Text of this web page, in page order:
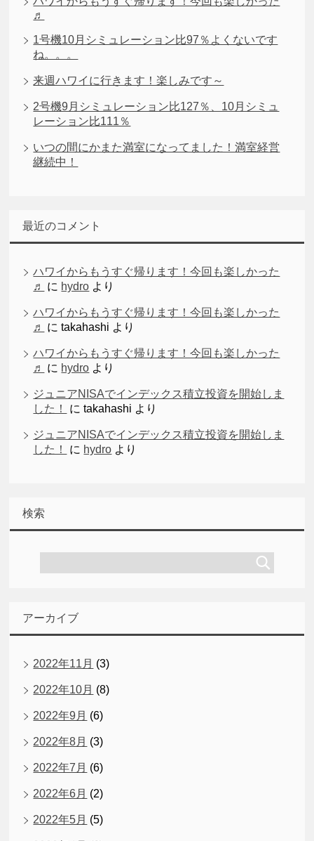
♬
1号機10月シミュレーション比97％よくないです
ね。。。
来週ハワイに行きます！楽しみです～
2号機9月シミュレーション比127％、10月シミュ
レーション比111％
いつの間にかまた満室になってました！満室経営
継続中！
最近のコメント
ハワイからもうすぐ帰ります！今回も楽しかった
♬
に hydro より
ハワイからもうすぐ帰ります！今回も楽しかった
♬
にtakahashi より
ハワイからもうすぐ帰ります！今回も楽しかった
♬
に hydro より
ジュニアNISAでインデックス積立投資を開始しま
した！
にtakahashi より
ジュニアNISAでインデックス積立投資を開始しま
した！
に hydro より
検索
アーカイブ
2022年11月 (3)
2022年10月 (8)
2022年9月 (6)
2022年8月 (3)
2022年7月 (6)
2022年6月 (2)
2022年5月 (5)